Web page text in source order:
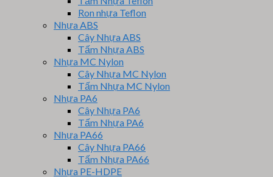
Ron nhựa Teflon
Nhựa ABS
Cây Nhựa ABS
Tấm Nhựa ABS
Nhựa MC Nylon
Cây Nhựa MC Nylon
Tấm Nhựa MC Nylon
Nhựa PA6
Cây Nhựa PA6
Tấm Nhựa PA6
Nhựa PA66
Cây Nhựa PA66
Tấm Nhựa PA66
Nhựa PE-HDPE